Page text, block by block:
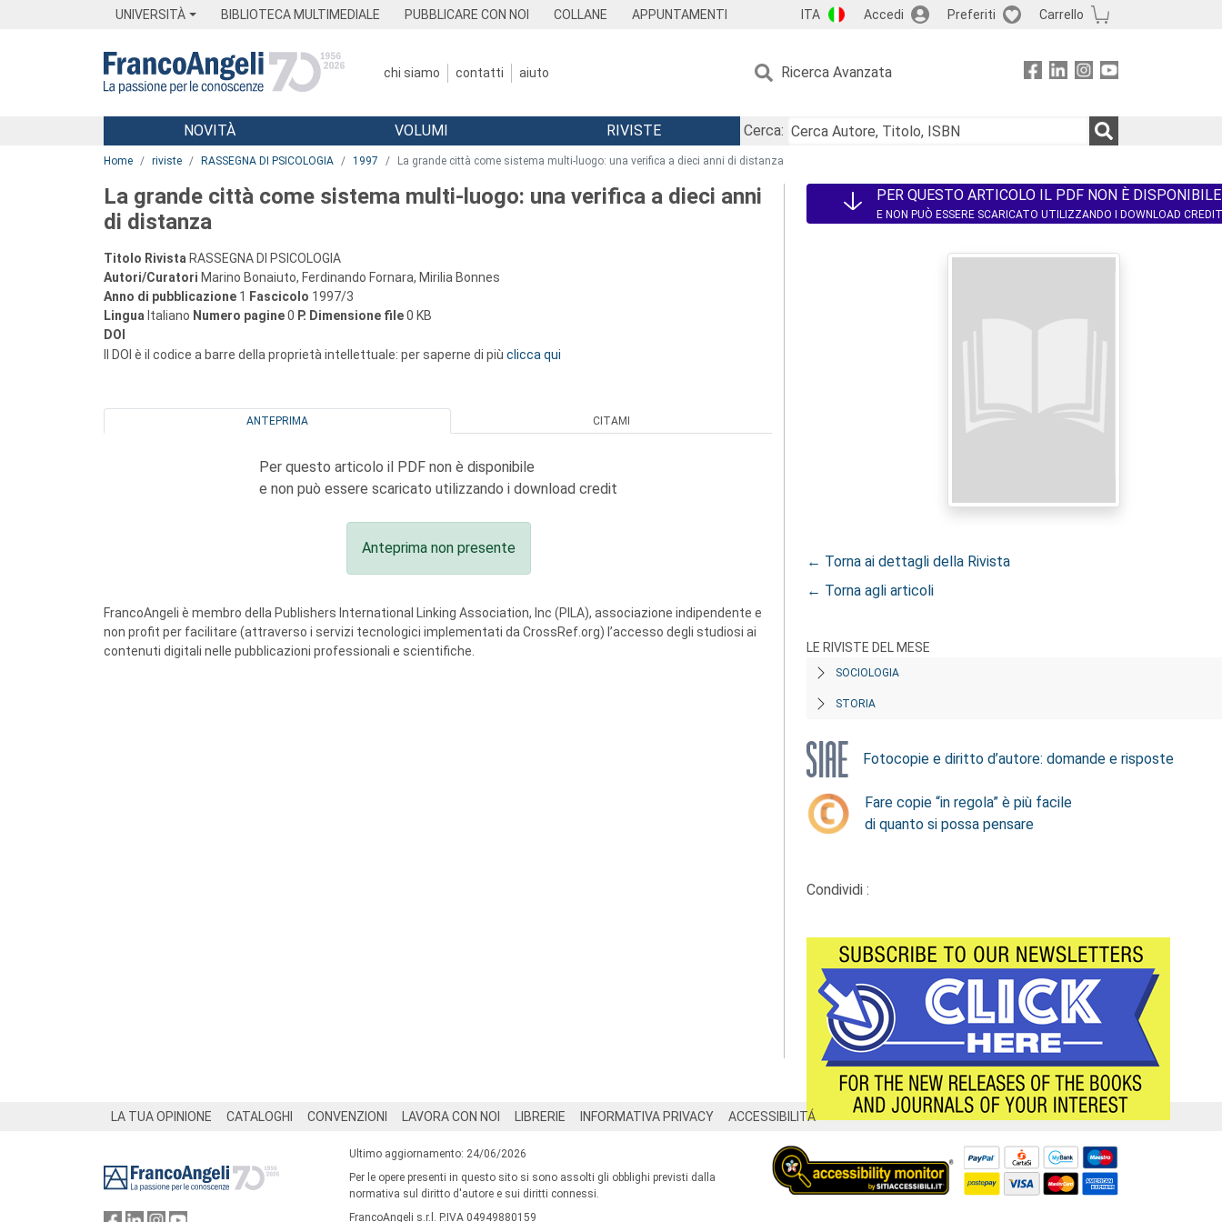
UNIVERSITÀ BIBLIOTECA MULTIMEDIALE PUBBLICARE CON NOI COLLANE APPUNTAMENTI ITA Accedi Preferiti Carrello
chi siamo contatti aiuto Ricerca Avanzata
Menu
NOVITÀ VOLUMI RIVISTE
Cerca:
Home riviste RASSEGNA DI PSICOLOGIA 1997 La grande città come sistema multi-luogo: una verifica a dieci anni di distanza
La grande città come sistema multi-luogo: una verifica a dieci anni
di distanza
Titolo Rivista RASSEGNA DI PSICOLOGIA
Autori/Curatori Marino Bonaiuto, Ferdinando Fornara, Mirilia Bonnes
Anno di pubblicazione 1 Fascicolo 1997/3
Lingua Italiano Numero pagine0 P. Dimensione file0 KB
DOI
Il DOI è il codice a barre della proprietà intellettuale: per saperne di più clicca qui
ANTEPRIMA CITAMI
Per questo articolo il PDF non è disponibile
e non può essere scaricato utilizzando i download credit
Anteprima non presente
FrancoAngeli è membro della Publishers International Linking Association, Inc (PILA), associazione indipendente e
non profit per facilitare (attraverso i servizi tecnologici implementati da CrossRef.org) l’accesso degli studiosi ai
contenuti digitali nelle pubblicazioni professionali e scientifiche.
PER QUESTO ARTICOLO IL PDF NON È DISPONIBILE
E NON PUÒ ESSERE SCARICATO UTILIZZANDO I DOWNLOAD CREDIT
← Torna ai dettagli della Rivista
← Torna agli articoli
LE RIVISTE DEL MESE
SOCIOLOGIA
STORIA
Fotocopie e diritto d’autore: domande e risposte
Fare copie “in regola” è più facile
di quanto si possa pensare
Condividi :
LA TUA OPINIONE CATALOGHI CONVENZIONI LAVORA CON NOI LIBRERIE INFORMATIVA PRIVACY ACCESSIBILITÁ
Ultimo aggiornamento: 24/06/2026
Per le opere presenti in questo sito si sono assolti gli obblighi previsti dalla
normativa sul diritto d'autore e sui diritti connessi.
FrancoAngeli s.r.l. P.IVA 04949880159